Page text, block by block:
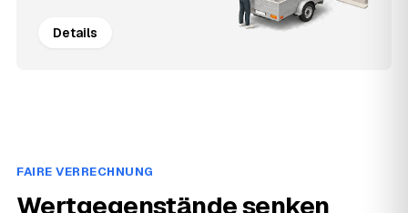
Details
FAIRE VERRECHNUNG
Wertgegenstände senken